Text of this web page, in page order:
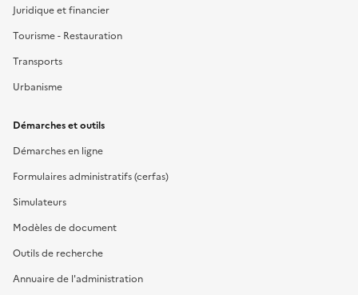
Juridique et financier
Tourisme - Restauration
Transports
Urbanisme
Démarches et outils
Démarches en ligne
Formulaires administratifs (cerfas)
Simulateurs
Modèles de document
Outils de recherche
Annuaire de l'administration